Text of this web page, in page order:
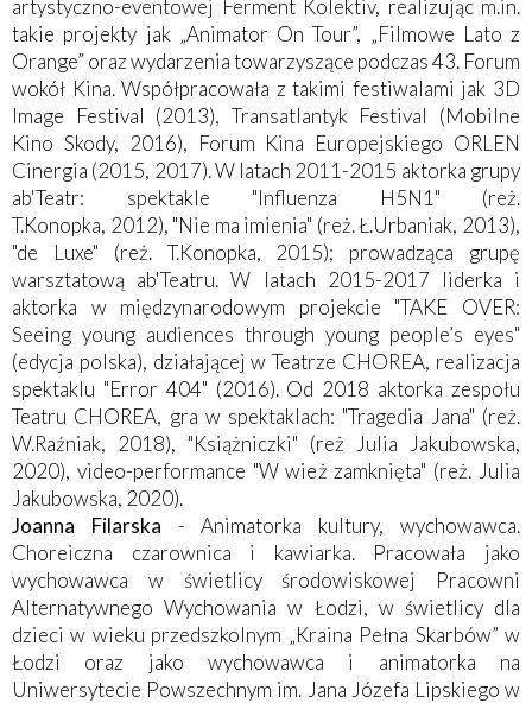
artystyczno-eventowej Ferment Kolektiv, realizując m.in.
takie projekty jak „Animator On Tour”, „Filmowe Lato z
Orange” oraz wydarzenia towarzyszące podczas 43. Forum
wokół Kina. Współpracowała z takimi festiwalami jak 3D
Image Festival (2013), Transatlantyk Festival (Mobilne
Kino Skody, 2016), Forum Kina Europejskiego ORLEN
Cinergia (2015, 2017). W latach 2011-2015 aktorka grupy
ab'Teatr: spektakle "Influenza H5N1" (reż.
T.Konopka, 2012), "Nie ma imienia" (reż. Ł.Urbaniak, 2013),
"de Luxe" (reż. T.Konopka, 2015); prowadząca grupę
warsztatową ab'Teatru. W latach 2015-2017 liderka i
aktorka w międzynarodowym projekcie "TAKE OVER:
Seeing young audiences through young people’s eyes"
(edycja polska), działającej w Teatrze CHOREA, realizacja
spektaklu "Error 404" (2016). Od 2018 aktorka zespołu
Teatru CHOREA, gra w spektaklach: "Tragedia Jana" (reż.
W.Raźniak, 2018), "Książniczki" (reż Julia Jakubowska,
2020), video-performance "W wież zamknięta" (reż. Julia
Jakubowska, 2020).
Joanna Filarska - Animatorka kultury, wychowawca.
Choreiczna czarownica i kawiarka. Pracowała jako
wychowawca w świetlicy środowiskowej Pracowni
Alternatywnego Wychowania w Łodzi, w świetlicy dla
dzieci w wieku przedszkolnym „Kraina Pełna Skarbów” w
Łodzi oraz jako wychowawca i animatorka na
Uniwersytecie Powszechnym im. Jana Józefa Lipskiego w